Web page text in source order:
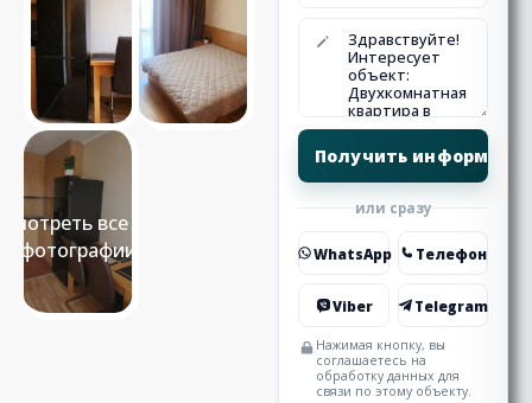
Смотреть все 12
фотографии
или сразу
WhatsApp Телефон
Viber Telegram
Нажимая кнопку, вы
соглашаетесь на
обработку данных для
связи по этому объекту.